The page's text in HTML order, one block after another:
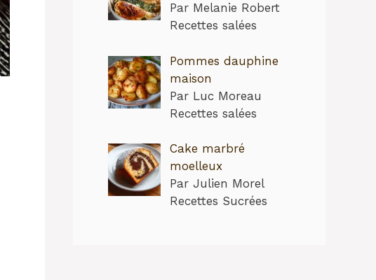
Par Melanie Robert
Recettes salées
Pommes dauphine
maison
Par Luc Moreau
Recettes salées
Cake marbré
moelleux
Par Julien Morel
Recettes Sucrées